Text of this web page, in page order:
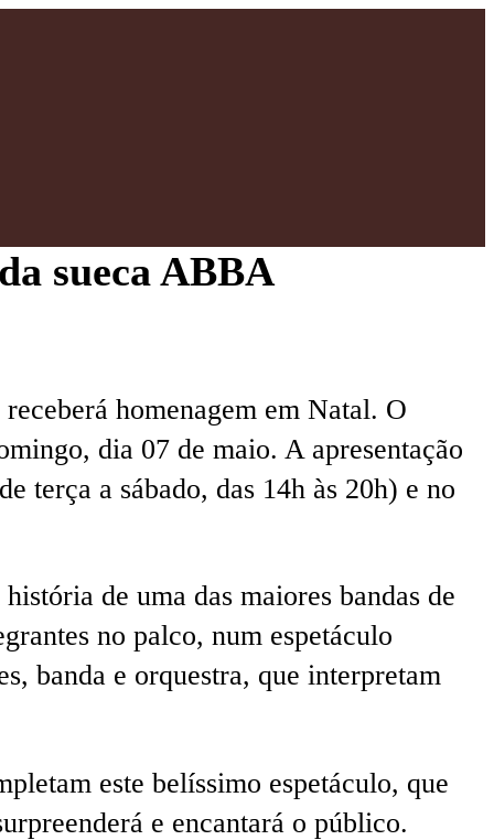
sueca ABBA
homenagem em Natal. O
dia 07 de maio. A apresentação
terça a sábado, das 14h às 20h) e no
de uma das maiores bandas de
no palco, num espetáculo
banda e orquestra, que interpretam
este belíssimo espetáculo, que
e encantará o público.